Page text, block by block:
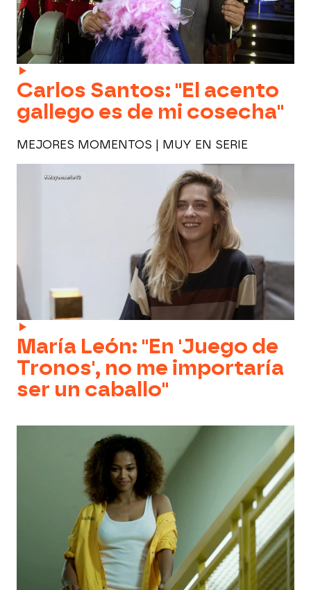
Carlos Santos: "El acento
gallego es de mi cosecha"
MEJORES MOMENTOS | MUY EN SERIE
María León: "En 'Juego de
Tronos', no me importaría
ser un caballo"